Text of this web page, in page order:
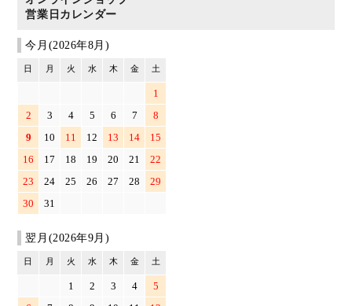
営業日カレンダー
今月(2026年8月)
日 月 火 水 木 金 土
1
2
3 4 5 6 7
8
9
10 11 12 13 14
15
16
17 18 19 20 21
22
23
24 25 26 27 28
29
30
31
翌月(2026年9月)
日 月 火 水 木 金 土
1 2 3 4
5